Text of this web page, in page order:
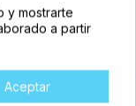
y mostrarte
a partir
Aceptar